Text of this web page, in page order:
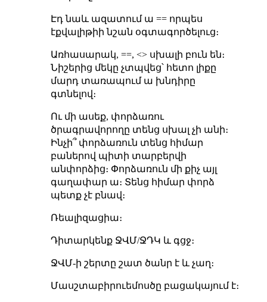
Էդ նաև ազատում ա == որպես
էքվալիթիի նշան օգտագործելուց։
Առհասարակ, ==, <> սխալի բուն են։
Նիշերից մեկը չտպվեց՝ հետո լիքը
մարդ տառապում ա խնդիրը
գտնելով։
Ու մի ասեք, փորձառու
ծրագրավորողը տենց սխալ չի անի։
Ինչի՞ փորձառուն տենց հիմար
բաներով պիտի տարբերվի
անփորձից։ Փորձառուն մի քիչ այլ
գաղափար ա։ Տենց հիմար փորձ
պետք չէ բնավ։
Ռեալիզացիա։
Դիտարկենք ՋՎՄ/ՋԴԿ և գցջ։
ՋՎՄ-ի շերտը շատ ծանր է և չաղ։
Մասշտաբիրուեմոսծը բացակայում է։